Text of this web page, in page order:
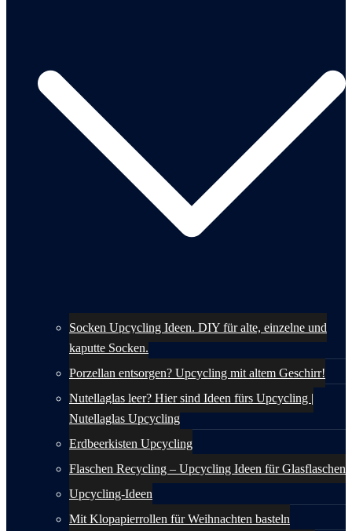
Socken Upcycling Ideen. DIY für alte, einzelne und
kaputte Socken.
Porzellan entsorgen? Upcycling mit altem Geschirr!
Nutellaglas leer? Hier sind Ideen fürs Upcycling |
Nutellaglas Upcycling
Erdbeerkisten Upcycling
Flaschen Recycling – Upcycling Ideen für Glasflaschen
Upcycling-Ideen
Mit Klopapierrollen für Weihnachten basteln